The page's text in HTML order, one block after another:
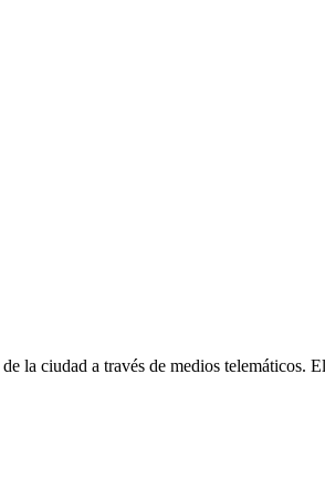
la ciudad a través de medios telemáticos.